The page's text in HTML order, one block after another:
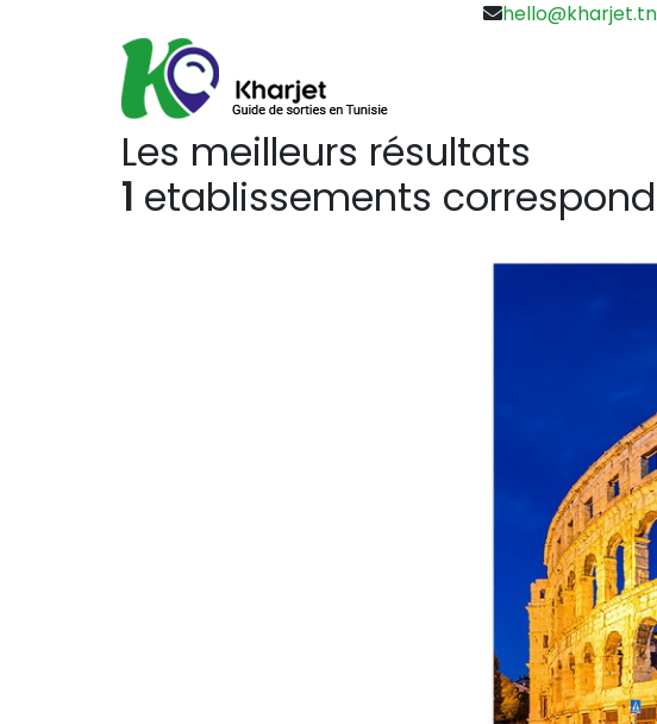
hello@kharjet.tn
Les meilleurs résultats
1 etablissements